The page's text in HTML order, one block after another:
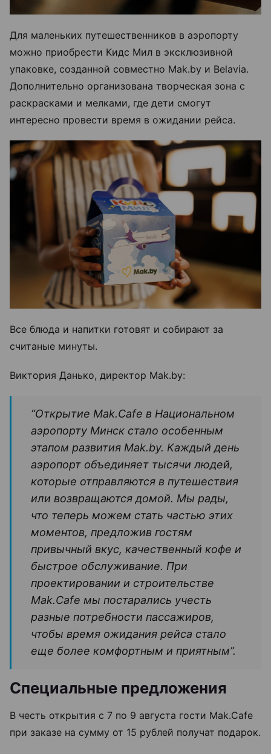
Для маленьких путешественников в аэропорту
можно приобрести Кидс Мил в эксклюзивной
упаковке, созданной совместно Mak.by и Belavia.
Дополнительно организована творческая зона с
раскрасками и мелками, где дети смогут
интересно провести время в ожидании рейса.
Все блюда и напитки готовят и собирают за
считаные минуты.
Виктория Данько, директор Mak.by:
“Открытие Mak.Cafe в Национальном
аэропорту Минск стало особенным
этапом развития Mak.by. Каждый день
аэропорт объединяет тысячи людей,
которые отправляются в путешествия
или возвращаются домой. Мы рады,
что теперь можем стать частью этих
моментов, предложив гостям
привычный вкус, качественный кофе и
быстрое обслуживание. При
проектировании и строительстве
Mak.Cafe мы постарались учесть
разные потребности пассажиров,
чтобы время ожидания рейса стало
еще более комфортным и приятным”.
Специальные предложения
В честь открытия с 7 по 9 августа гости Mak.Cafe
при заказе на сумму от 15 рублей получат подарок.